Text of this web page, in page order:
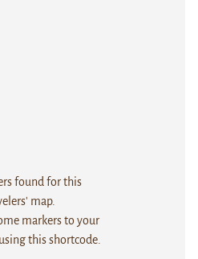
found for this
map.
markers to your
this shortcode.